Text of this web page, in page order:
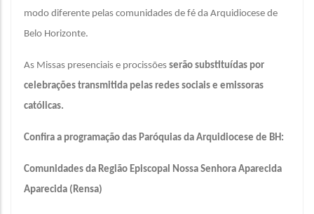
modo diferente pelas comunidades de fé da Arquidiocese de
Belo Horizonte.
As Missas presenciais e procissões serão substituídas por
celebrações transmitida pelas redes sociais e emissoras
católicas.
Confira a programação das Paróquias da Arquidiocese de BH:
Comunidades da Região Episcopal Nossa Senhora Aparecida
Aparecida (Rensa)